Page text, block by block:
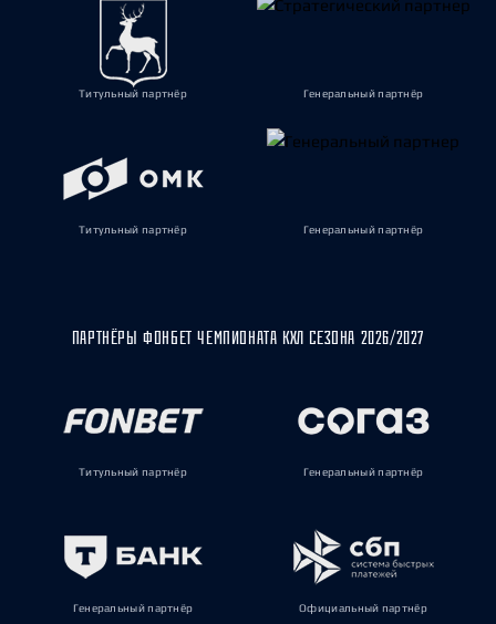
Титульный партнёр Генеральный партнёр
Титульный партнёр Генеральный партнёр
ПАРТНЁРЫ ФОНБЕТ ЧЕМПИОНАТА КХЛ СЕЗОНА 2026/2027
Титульный партнёр Генеральный партнёр
Генеральный партнёр Официальный партнёр